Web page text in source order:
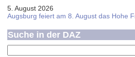
5. August 2026
Augsburg feiert am 8. August das Hohe
Suche in der DAZ